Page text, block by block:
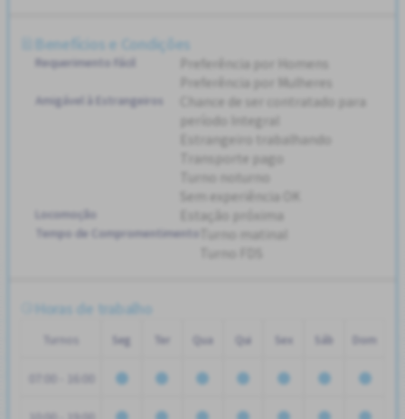
Benefícios e Condições
Requerimento Fácil
Preferência por Homens
Preferência por Mulheres
Amigável à Estrangeiros
Chance de ser contratado para
período Integral
Estrangeiro trabalhando
Transporte pago
Sem experiência OK
Locomoção Estação próxima
Tempo de Compromentimento
Turno matinal
Horas de trabalho
Turnos Seg Ter Qua Qui Sex Sáb Dom